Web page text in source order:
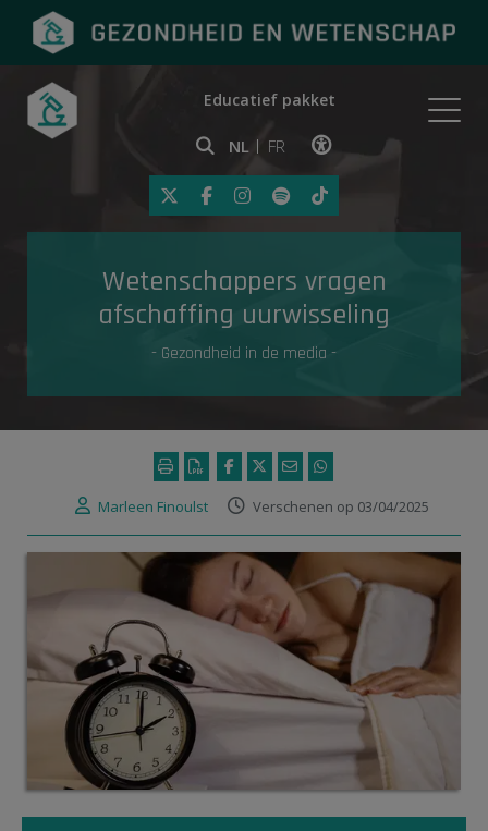
Onderwerpen
Gezondheid in de media
Educatief pakket
NL FR
Klik op deze link om
Wetenschappers vragen
afschaffing uurwisseling
- Gezondheid in de media -
Marleen Finoulst Verschenen op 03/04/2025